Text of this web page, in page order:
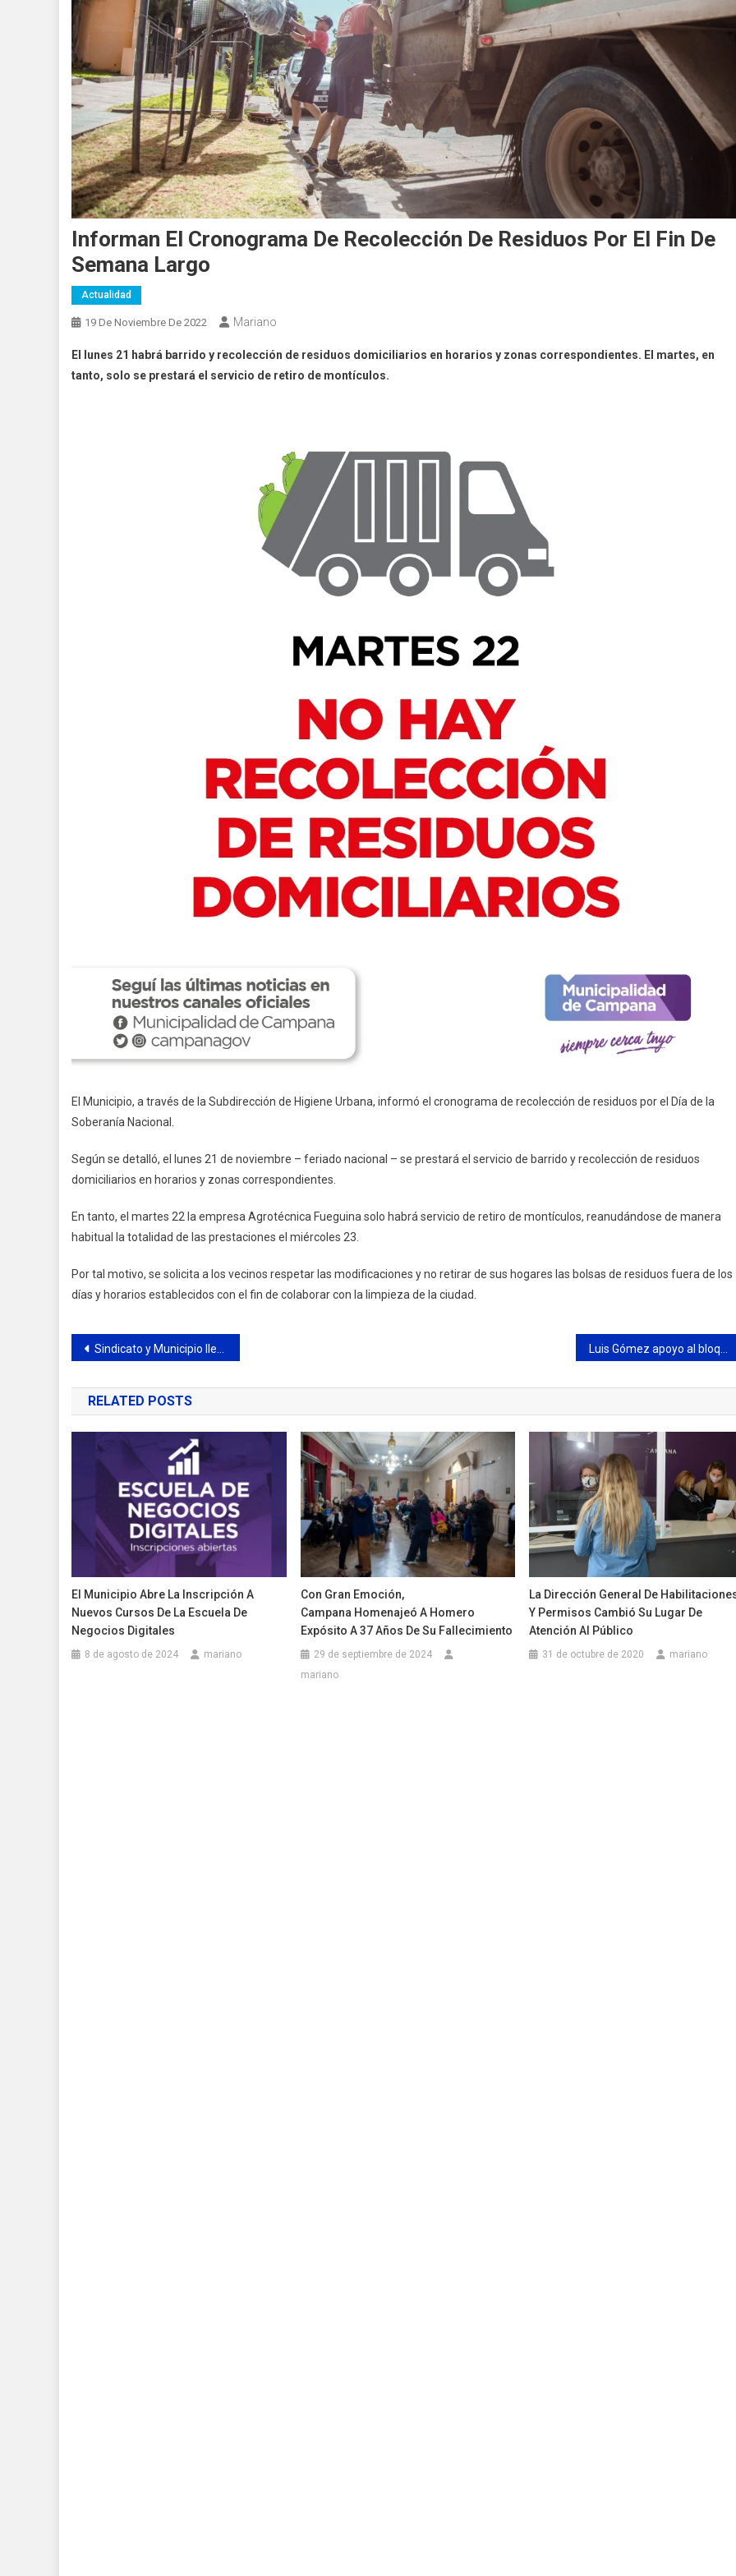
Informan El Cronograma De Recolección De Residuos Por El Fin De
Semana Largo
Actualidad
19 De Noviembre De 2022 Mariano
El lunes 21 habrá barrido y recolección de residuos domiciliarios en horarios y zonas correspondientes. El martes, en
tanto, solo se prestará el servicio de retiro de montículos.
El Municipio, a través de la Subdirección de Higiene Urbana, informó el cronograma de recolección de residuos por el Día de la
Soberanía Nacional.
Según se detalló, el lunes 21 de noviembre – feriado nacional – se prestará el servicio de barrido y recolección de residuos
domiciliarios en horarios y zonas correspondientes.
En tanto, el martes 22 la empresa Agrotécnica Fueguina solo habrá servicio de retiro de montículos, reanudándose de manera
habitual la totalidad de las prestaciones el miércoles 23.
Por tal motivo, se solicita a los vecinos respetar las modificaciones y no retirar de sus hogares las bolsas de residuos fuera de los
días y horarios establecidos con el fin de colaborar con la limpieza de la ciudad.
Navegación
de
entradas
Sindicato y Municipio llegaron a un acuerdo salarial
RELATED POSTS
El Municipio Abre La Inscripción A
Nuevos Cursos De La Escuela De
Negocios Digitales
8 de agosto de 2024 mariano
Con Gran Emoción,
Campana Homenajeó A Homero
Expósito A 37 Años De Su Fallecimiento
29 de septiembre de 2024
mariano
La Dirección General De
Y Permisos Cambió Su Lugar De
Atención Al Público
31 de octubre de 2020 mariano